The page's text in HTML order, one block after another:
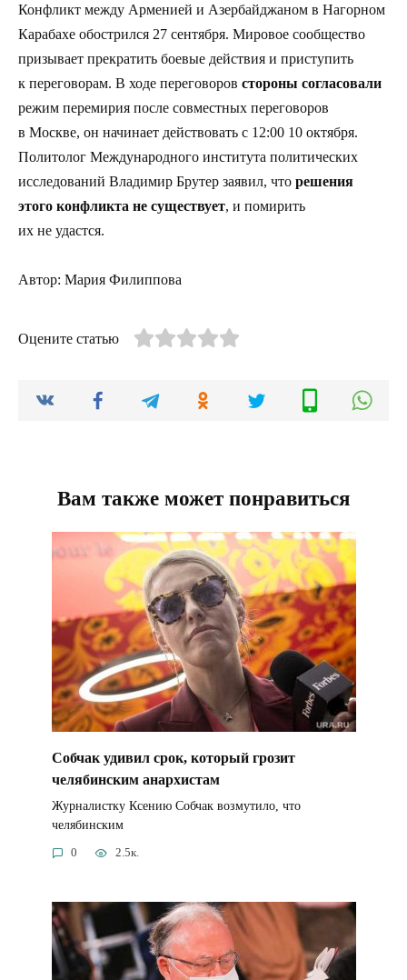
Конфликт между Арменией и Азербайджаном в Нагорном
Карабахе обострился 27 сентября. Мировое сообщество
призывает прекратить боевые действия и приступить
к переговорам. В ходе переговоров стороны согласовали
режим перемирия после совместных переговоров
в Москве, он начинает действовать с 12:00 10 октября.
Политолог Международного института политических
исследований Владимир Брутер заявил, что решения
этого конфликта не существует, и помирить
их не удастся.
Автор: Мария Филиппова
Оцените статью
Вам также может понравиться
Собчак удивил срок, который грозит
челябинским анархистам
Журналистку Ксению Собчак возмутило, что
челябинским
0 2.5к.